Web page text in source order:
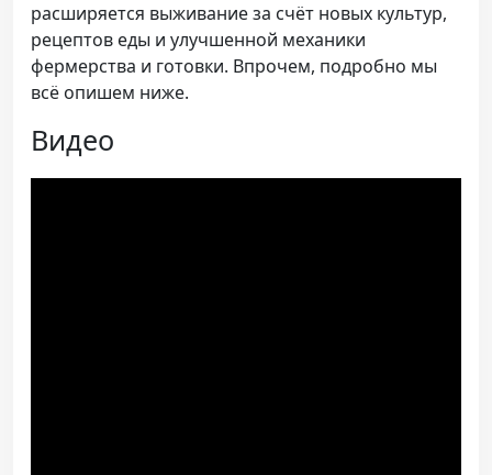
расширяется выживание за счёт новых культур,
рецептов еды и улучшенной механики
фермерства и готовки. Впрочем, подробно мы
всё опишем ниже.
Видео